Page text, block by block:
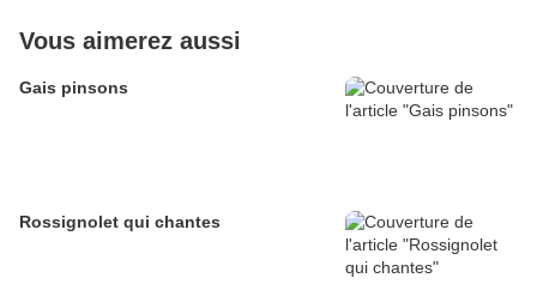
Vous aimerez aussi
Gais pinsons
Rossignolet qui chantes